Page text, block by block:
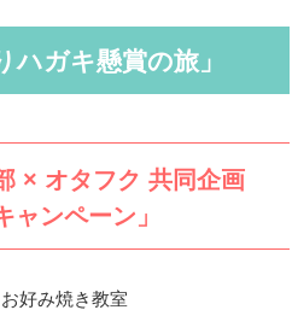
ハガキ懸賞の旅」
× オタフク 共同企画
ャンペーン」
好み焼き教室